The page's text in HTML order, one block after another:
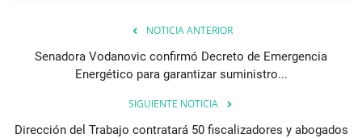
NOTICIA ANTERIOR
Senadora Vodanovic confirmó Decreto de Emergencia
Energético para garantizar suministro...
SIGUIENTE NOTICIA
Dirección del Trabajo contratará 50 fiscalizadores y abogados